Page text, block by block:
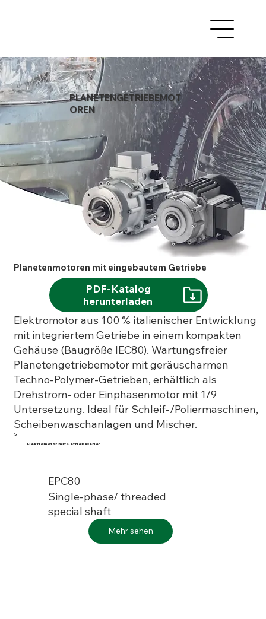
PLANETENGETRIEBEMOT
OREN
Planetenmotoren mit eingebautem Getriebe
PDF-Katalog
herunterladen
Elektromotor aus 100 % italienischer Entwicklung
mit integriertem Getriebe in einem kompakten
Gehäuse (Baugröße IEC80). Wartungsfreier
Planetengetriebemotor mit geräuscharmen
Techno-Polymer-Getrieben, erhältlich als
Drehstrom- oder Einphasenmotor mit 1/9
Untersetzung. Ideal für Schleif-/Poliermaschinen,
Scheibenwaschanlagen und Mischer.
>
Elektromotor mit Getriebeserie:
EPC80
Single-phase/ threaded
special shaft
Mehr sehen